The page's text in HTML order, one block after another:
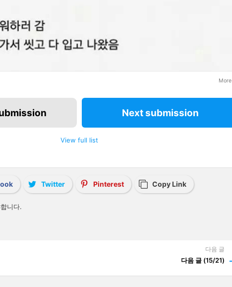
More
Next submission
View full list
Twitter Pinterest Copy Link
니다.
다음 글
다음 글 (15/21)